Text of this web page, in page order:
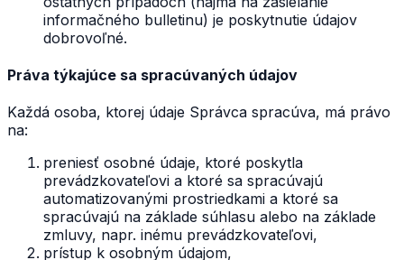
informačného bulletinu) je poskytnutie údajov
dobrovoľné.
Práva týkajúce sa spracúvaných údajov
Každá osoba, ktorej údaje Správca spracúva, má právo
na:
preniesť osobné údaje, ktoré poskytla
prevádzkovateľovi a ktoré sa spracúvajú
automatizovanými prostriedkami a ktoré sa
spracúvajú na základe súhlasu alebo na základe
zmluvy, napr. inému prevádzkovateľovi,
prístup k osobným údajom,